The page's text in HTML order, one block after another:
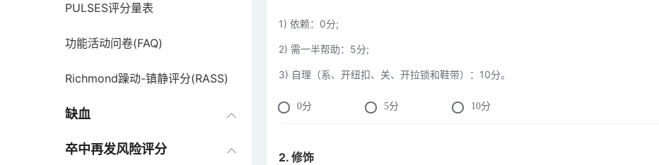
PULSES评分量表
功能活动问卷(FAQ)
Richmond躁动-镇静评分(RASS)
oa颈髓损伤评分
Brunnstrom偏瘫功能评价法
缺血
卒中再发风险评分
1) 依赖：0分;
2) 需一半帮助：5分;
3) 自理（系、开纽扣、关、开拉锁和鞋带）：10分。
0分 5分 10分
2. 修饰